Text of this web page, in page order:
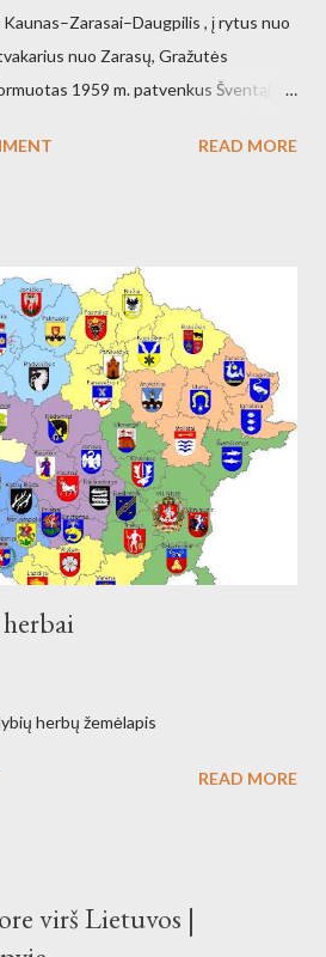
, į rytus nuo
nuo Zarasų, Gražutės
1959 m. patvenkus Šventąją
Kraštovaizdžio draustinis.
READ MORE
herbų žemėlapis
READ MORE
virš Lietuvos |